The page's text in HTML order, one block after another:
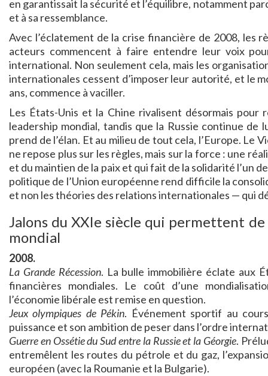
en garantissait la sécurité et l’équilibre, notamment
et à sa ressemblance.
Avec l’éclatement de la crise financière de 2008, les
acteurs commencent à faire entendre leur voix
international. Non seulement cela, mais les
internationales cessent d’imposer leur autorité, et le
ans, commence à vaciller.
Les États-Unis et la Chine rivalisent désormais
leadership mondial, tandis que la Russie continue
prend de l’élan. Et au milieu de tout cela, l’Europe. Le
ne repose plus sur les règles, mais sur la force : une
et du maintien de la paix et qui fait de la solidarité l’un
politique de l’Union européenne rend difficile la
et non les théories des relations internationales — qui
Jalons du XXIe siècle qui permettent
mondial
2008.
La Grande Récession. La bulle immobilière éclate aux
financières mondiales. Le coût d’une
l’économie libérale est remise en question.
Jeux olympiques de Pékin. Événement sportif au
puissance et son ambition de peser dans l’ordre
Guerre en Ossétie du Sud entre la Russie et la Géorgie.
entremêlent les routes du pétrole et du gaz,
européen (avec la Roumanie et la Bulgarie).